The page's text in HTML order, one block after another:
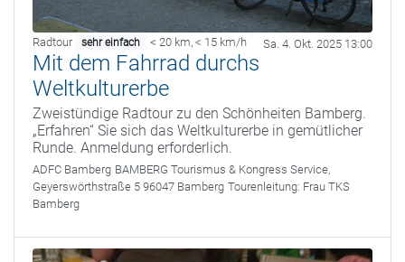
Radtour sehr einfach < 20 km, < 15 km/h Sa. 4. Okt. 2025 13:00
Mit dem Fahrrad durchs
Weltkulturerbe
Zweistündige Radtour zu den Schönheiten Bamberg.
„Erfahren“ Sie sich das Weltkulturerbe in gemütlicher
Runde. Anmeldung erforderlich.
ADFC Bamberg BAMBERG Tourismus & Kongress Service,
Geyerswörthstraße 5 96047 Bamberg Tourenleitung: Frau TKS
Bamberg